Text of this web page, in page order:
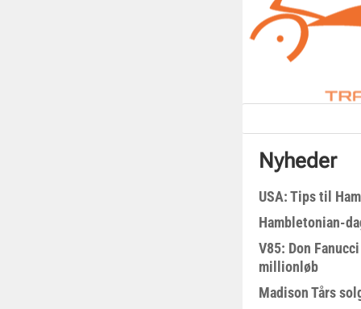
Nyheder
USA: Tips til
Hambletonian-
V85: Don
millionløb
Madison Tårs